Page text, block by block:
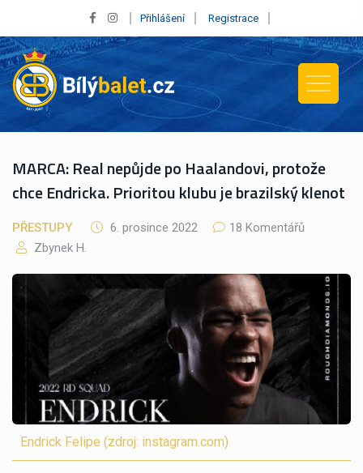
Přihlášení Registrace
MARCA: Real nepůjde po Haalandovi, protože
chce Endricka. Prioritou klubu je brazilský klenot
PŘESTUPY 6. prosince 2022
18 Komentářů
Zbynek H.
Endrick Felipe (zdroj: instagram.com)